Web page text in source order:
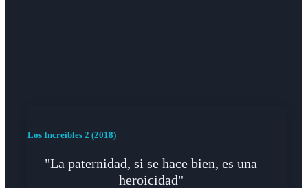
Los Increíbles 2 (2018)
"La paternidad, si se hace bien, es una
heroicidad"